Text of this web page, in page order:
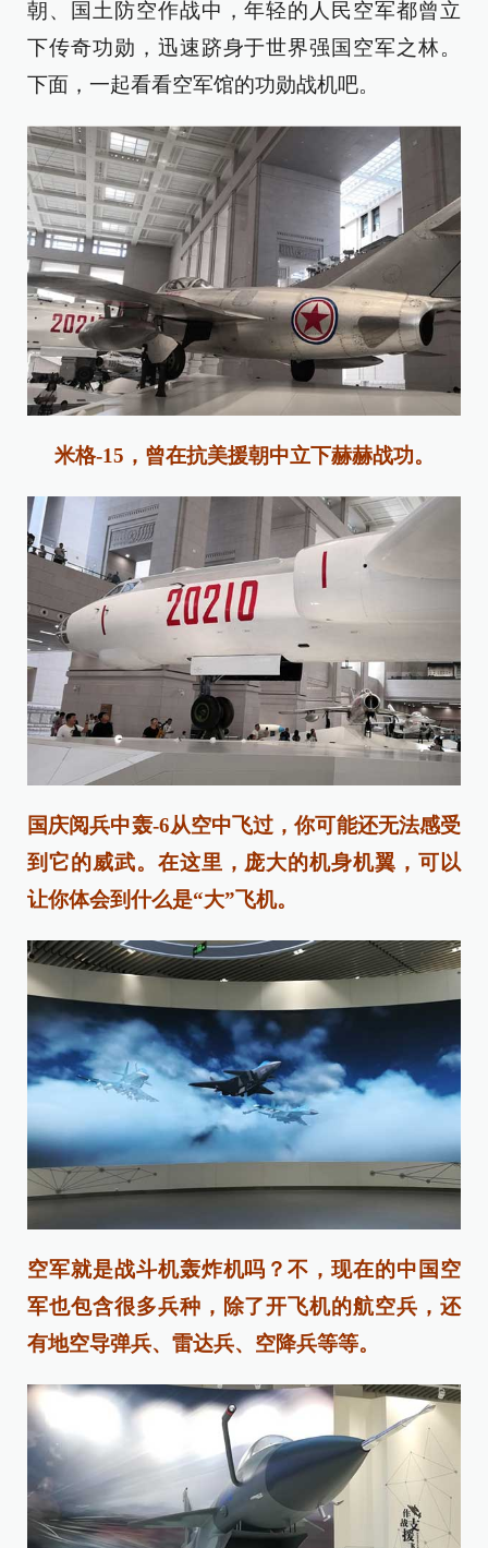
朝、国土防空作战中，年轻的人民空军都曾立
下传奇功勋，迅速跻身于世界强国空军之林。
下面，一起看看空军馆的功勋战机吧。
米格-15，曾在抗美援朝中立下赫赫战功。
国庆阅兵中轰-6从空中飞过，你可能还无法感受
到它的威武。在这里，庞大的机身机翼，可以
让你体会到什么是“大”飞机。
空军就是战斗机轰炸机吗？不，现在的中国空
军也包含很多兵种，除了开飞机的航空兵，还
有地空导弹兵、雷达兵、空降兵等等。